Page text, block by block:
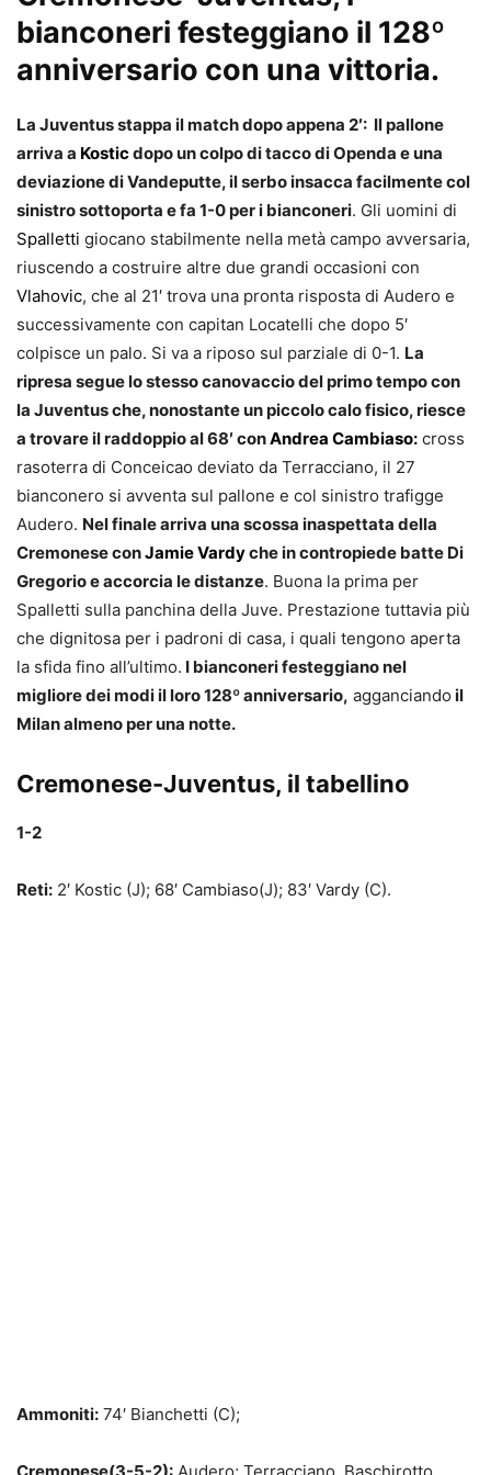
bianconeri festeggiano il 128º
anniversario con una vittoria.
La Juventus stappa il match dopo appena 2′: Il pallone
arriva a Kosticdopo un colpo di tacco di Openda e una
deviazione di Vandeputte, il serbo insacca facilmente col
sinistro sottoporta e fa 1-0 per i bianconeri. Gli uomini di
Spalletti giocano stabilmente nella metà campo avversaria,
riuscendo a costruire altre due grandi occasioni con
Vlahovic, che al 21′ trova una pronta risposta di Audero e
successivamente con capitan Locatelli che dopo 5′
colpisce un palo. Si va a riposo sul parziale di 0-1. La
ripresa segue lo stesso canovaccio del primo tempo con
la Juventus che, nonostante un piccolo calo fisico, riesce
a trovare il raddoppio al 68′ conAndrea Cambiaso: cross
rasoterra di Conceicao deviato da Terracciano, il 27
bianconero si avventa sul pallone e col sinistro trafigge
Audero. Nel finale arriva una scossa inaspettata della
Cremonese conJamie Vardyche in contropiede batte Di
Gregorio e accorcia le distanze. Buona la prima per
Spalletti sulla panchina della Juve. Prestazione tuttavia più
che dignitosa per i padroni di casa, i quali tengono aperta
la sfida fino all’ultimo. I bianconeri festeggiano nel
migliore dei modi il loro 128º anniversario, agganciando il
Milan almeno per una notte.
Cremonese-Juventus, il tabellino
1-2
Reti: 2′ Kostic (J); 68′ Cambiaso(J); 83′ Vardy (C).
Ammoniti: 74′ Bianchetti (C);